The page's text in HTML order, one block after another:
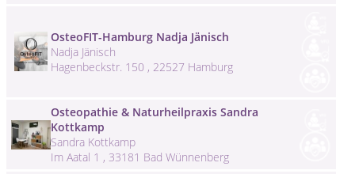
OsteoFIT-Hamburg Nadja Jänisch
Nadja Jänisch
Hagenbeckstr. 150 , 22527 Hamburg
Osteopathie & Naturheilpraxis Sandra
Kottkamp
Sandra Kottkamp
Im Aatal 1 , 33181 Bad Wünnenberg